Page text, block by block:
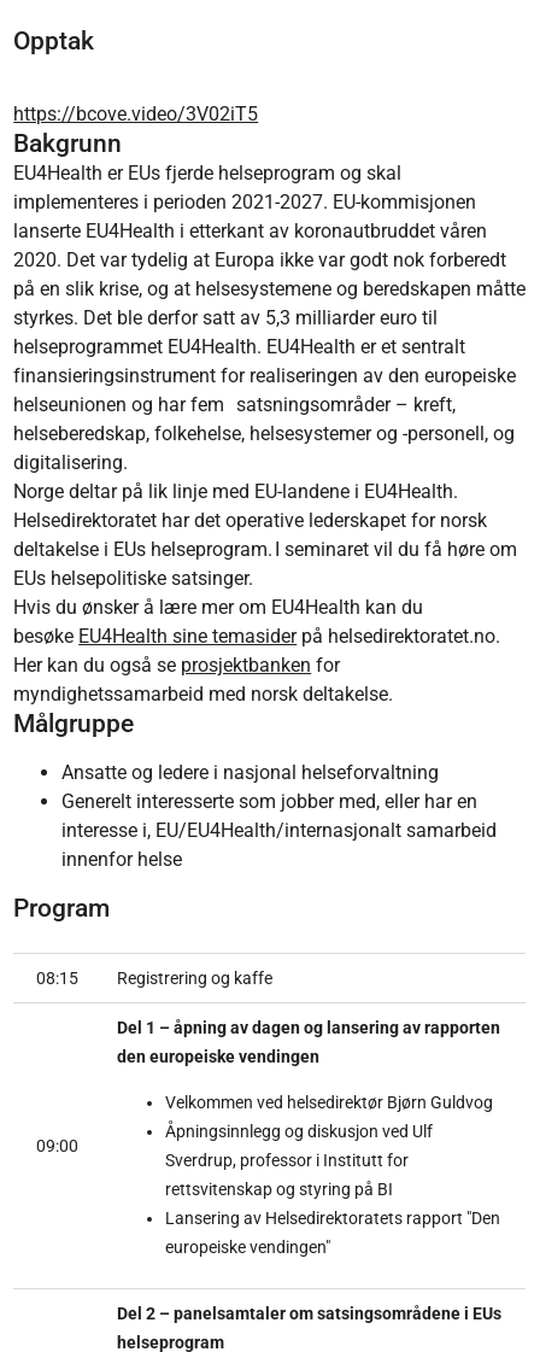
Opptak
https://bcove.video/3V02iT5
Bakgrunn
EU4Health er EUs fjerde helseprogram og skal
implementeres i perioden 2021-2027. EU-kommisjonen
lanserte EU4Health i etterkant av koronautbruddet våren
2020. Det var tydelig at Europa ikke var godt nok forberedt
på en slik krise, og at helsesystemene og beredskapen måtte
styrkes. Det ble derfor satt av 5,3 milliarder euro til
helseprogrammet EU4Health. EU4Health er et sentralt
finansieringsinstrument for realiseringen av den europeiske
helseunionen og har fem satsningsområder – kreft,
helseberedskap, folkehelse, helsesystemer og -personell, og
digitalisering.
Norge deltar på lik linje med EU-landene i EU4Health.
Helsedirektoratet har det operative lederskapet for norsk
deltakelse i EUs helseprogram. I seminaret vil du få høre om
EUs helsepolitiske satsinger.
Hvis du ønsker å lære mer om EU4Health kan du
besøke EU4Health sine temasiderpå helsedirektoratet.no.
Her kan du også se prosjektbanken for
myndighetssamarbeid med norsk deltakelse.
Målgruppe
Ansatte og ledere i nasjonal helseforvaltning
Generelt interesserte som jobber med, eller har en
interesse i, EU/EU4Health/internasjonalt samarbeid
innenfor helse
Program
08:15 Registrering og kaffe
09:00
Del 1 – åpning av dagen og lansering av rapporten
den europeiske vendingen
Velkommen ved helsedirektør Bjørn Guldvog
Åpningsinnlegg og diskusjon ved Ulf
Sverdrup, professor i Institutt for
rettsvitenskap og styring på BI
Lansering av Helsedirektoratets rapport "Den
europeiske vendingen"
Del 2 – panelsamtaler om satsingsområdene i EUs
helseprogram